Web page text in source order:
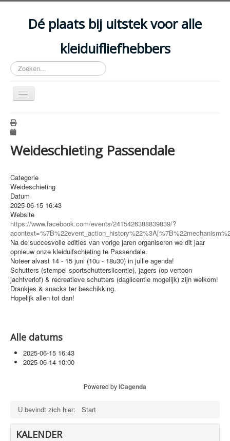
Dé plaats bij uitstek voor alle
kleiduifliefhebbers
Zoeken...
Schakelen
navigatie
EVENEMENTEN
CLUBS
DISCIPLINES
WETGEVING
VERENIGINGEN
LINKS
CONTACT
PRIVACYBELEID
Weideschieting Passendale
Categorie
Weideschieting
Datum
2025-06-15 16:43
Website
https://www.facebook.com/events/2415426388839839/?
Na de succesvolle edities van vorige jaren organiseren we dit jaar
opnieuw onze kleiduifschieting te Passendale.
Noteer alvast 14 - 15 juni (10u - 18u30) in jullie agenda!
Schutters (stempel sportschutterslicentie), jagers (op vertoon
jachtverlof) & recreatieve schutters (daglicentie mogelijk) zijn welkom!
Drankjes & snacks ter beschikking.
Hopelijk allen tot dan!
Alle datums
2025-06-15 16:43
2025-06-14 10:00
Powered byiCagenda
U bevindt zich hier: Start
KALENDER